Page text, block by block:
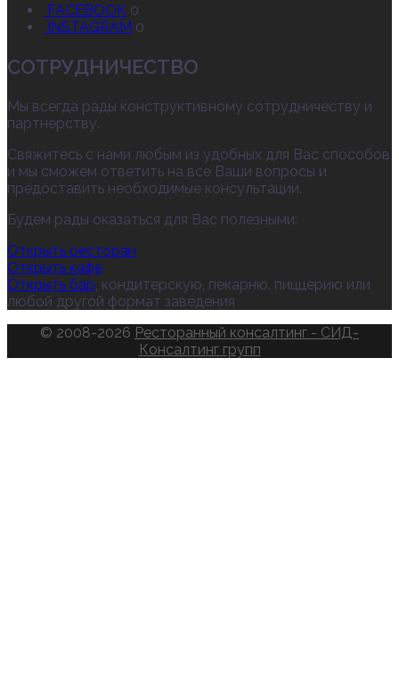
FACEBOOK 0
INSTAGRAM 0
СОТРУДНИЧЕСТВО
Мы всегда рады конструктивному сотрудничеству и
партнерству.
Свяжитесь с нами любым из удобных для Вас способов
и мы сможем ответить на все Ваши вопросы и
предоставить необходимые консультации.
Будем рады оказаться для Вас полезными:
Открыть ресторан
Открыть кафе
Открыть бар, кондитерскую, пекарню, пиццерию или
любой другой формат заведения
© 2008-2026 Ресторанный консалтинг - СИД-
Консалтинг групп